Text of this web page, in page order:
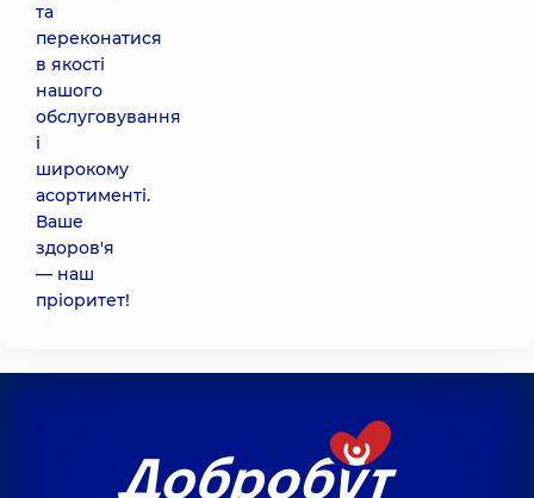
та
переконатися
в якості
нашого
обслуговування
і
широкому
асортименті.
Ваше
здоров'я
— наш
пріоритет!